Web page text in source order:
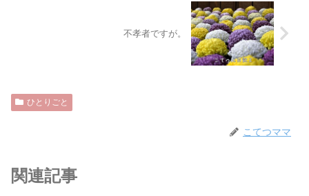
不孝者ですが。
ひとりごと
こてつママ
関連記事